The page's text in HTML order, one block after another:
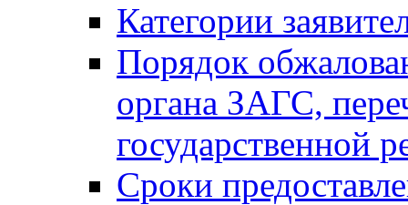
Категории
Порядок
органа ЗАГС,
государственной
Сроки